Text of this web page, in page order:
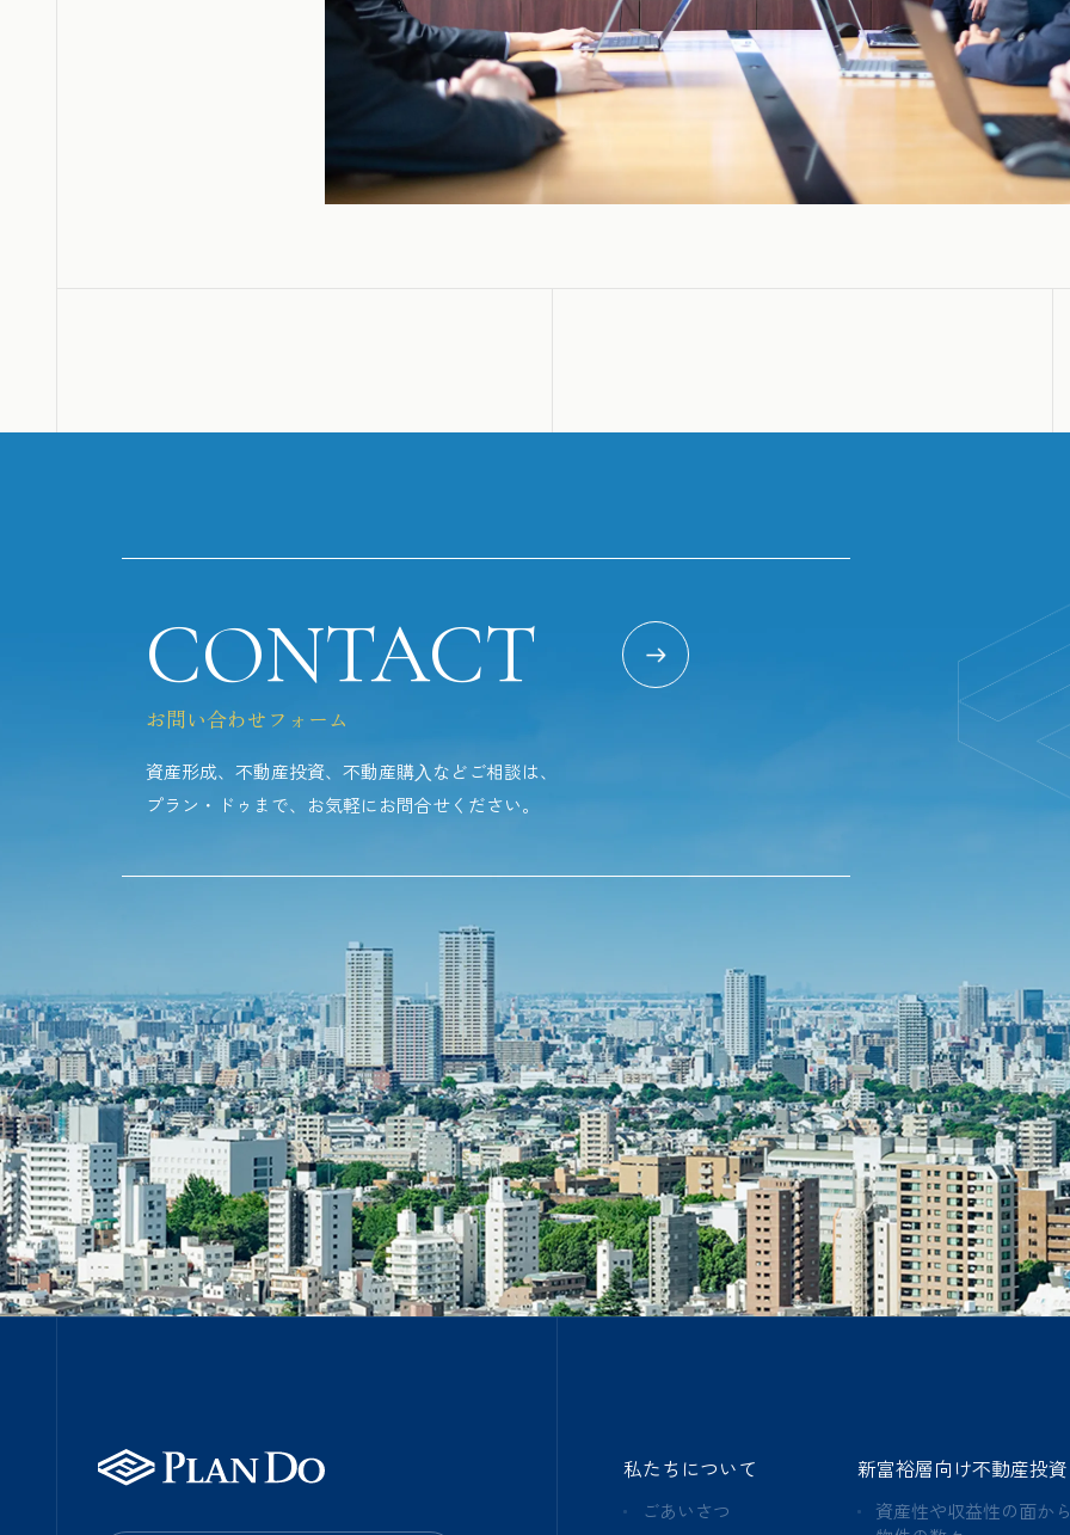
CONTACT
お問い合わせフォーム
資産形成、不動産投資、不動産購⼊などご相談は、
プラン・ドゥまで、お気軽にお問合せください。
私たちについて
ごあいさつ
新富裕層向け不動産投資
資産性や収益性の面か